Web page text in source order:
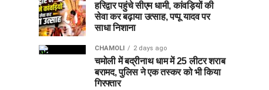
हरिद्वार पहुंचे सीएम धामी, कांवड़ियों की
सेवा कर बढ़ाया उत्साह, पप्पू यादव पर
साधा निशाना
CHAMOLI 2 days ago
चमोली में बद्रीनाथ धाम में 25 लीटर शराब
बरामद, पुलिस ने एक तस्कर को भी किया
गिरफ्तार